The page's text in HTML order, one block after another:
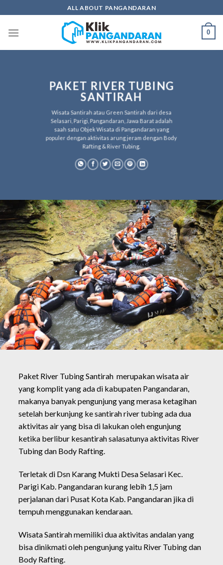
to
content
ALL ABOUT PANGANDARAN
0
PAKET RIVER TUBING
SANTIRAH
Wisata Santirah atau Green Santirah dari desa
Selasari, Parigi, Pangandaran, Jawa Barat adalah
saah satu Objek Wisata di Pangandaran yang
populer dengan aktivitas arung jeram dengan Body
Rafting & River Tubing.
Paket River Tubing Santirah merupakan wisata air
yang komplit yang ada di kabupaten Pangandaran,
makanya banyak pengunjung yang merasa ketagihan
setelah berkunjung ke santirah river tubing ada dua
aktivitas air yang bisa di lakukan oleh engunjung
ketika berlibur kesantirah salasatunya aktivitas River
Tubing dan Body Rafting.
Terletak di Dsn Karang Mukti Desa Selasari Kec.
Parigi Kab. Pangandaran kurang lebih 1,5 jam
perjalanan dari Pusat Kota Kab. Pangandaran jika di
tempuh menggunakan kendaraan.
Wisata Santirah memiliki dua aktivitas andalan yang
bisa dinikmati oleh pengunjung yaitu River Tubing dan
Body Rafting.